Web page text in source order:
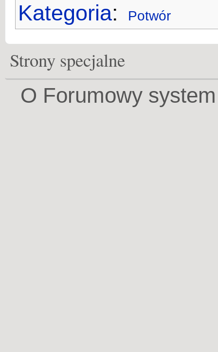
Kategoria: Potwór
Strony specjalne
O Forumowy